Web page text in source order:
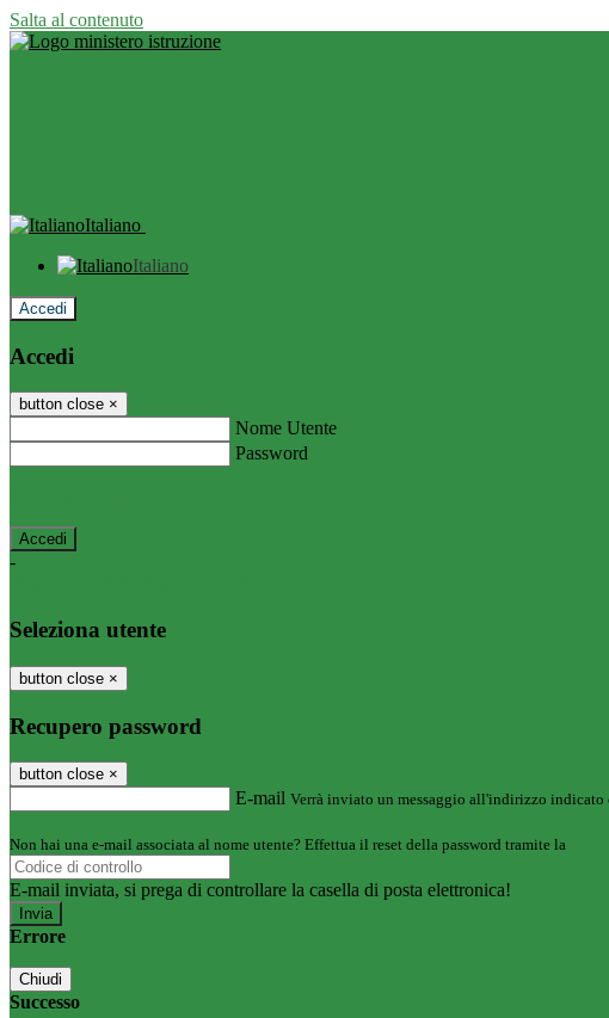
Salta al contenuto
Italiano
Italiano
Accedi
Accedi
button close ×
Nome Utente
Password
-
Seleziona utente
button close ×
Recupero password
button close ×
E-mail Verrà inviato un messaggio all'indirizzo indicato
Non hai una e-mail associata al nome utente? Effettua il reset della password tramite la
E-mail inviata, si prega di controllare la casella di posta elettronica!
Errore
Chiudi
Successo